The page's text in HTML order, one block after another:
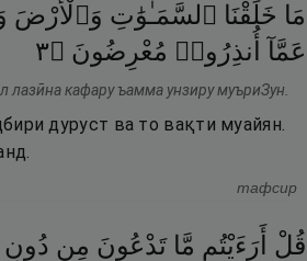
مَا خَلَقْنَا ٱلسَّمَـٰوَٰتِ وَٱلْأَرْضَ
عَمَّآ
أُنذِرُوا۟ مُعْرِضُونَ ۝٣
кафару ъамма унзиру муъриЗун.
дуруст ва то вақти муайян.
тафсир
قُلْ أَرَءَيْتُم مَّا تَدْعُونَ مِن دُونِ